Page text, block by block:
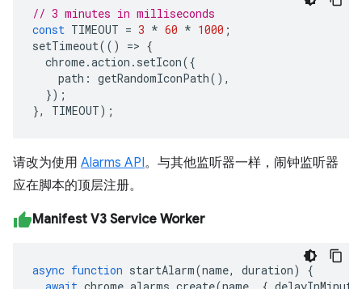
// 3 minutes in milliseconds
const TIMEOUT = 3 * 60 * 1000 ;
setTimeout(() => {
chrome.action . setIcon({
path : getRandomIconPath(),
});
},
TIMEOUT);
请改为使用 Alarms API。与其他监听器一样，闹钟监听器
应在脚本的顶层注册。
Manifest V3 Service Worker
async function startAlarm(name, duration)
{